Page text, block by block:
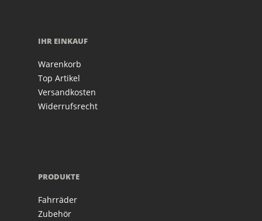
IHR EINKAUF
Warenkorb
Top Artikel
Versandkosten
Widerrufsrecht
PRODUKTE
Fahrräder
Zubehör